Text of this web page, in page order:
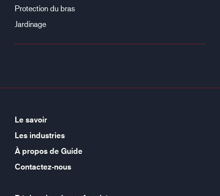
Protection du bras
Jardinage
Le savoir
Les industries
À propos de Guide
Contactez-nous